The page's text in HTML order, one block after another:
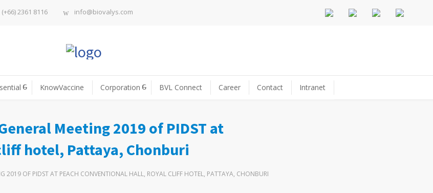
(+66) 2361 8116 info@biovalys.com
KnowVaccine Corporation BVL Connect Career Contact Intranet
Meeting 2019 of PIDST at
hotel, Pattaya, Chonburi
2019 OF PIDST AT PEACH CONVENTIONAL HALL, ROYAL CLIFF HOTEL, PATTAYA, CHONBURI